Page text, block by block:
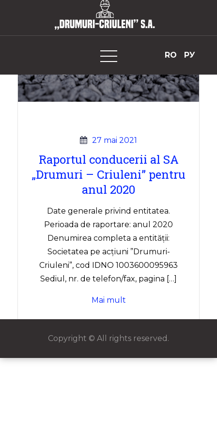
content
РУ
RO
„Drumuri-Criuleni” S.A.
27 mai 2021
Raportul conducerii al SA
„Drumuri – Criuleni” pentru
anul 2020
Date generale privind entitatea.
Perioada de raportare: anul 2020
Denumirea completa a entității:
Societatea pe acțiuni ”Drumuri-
Criuleni”, cod IDNO 1003600095963
Sediul, nr. de telefon/fax, pagina […]
Mai mult
Copyright © All rights reserved.